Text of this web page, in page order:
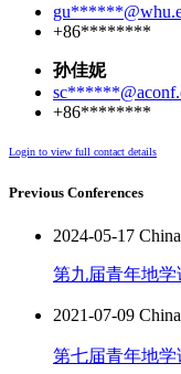
+86********
孙佳妮
+86********
Login to view full contact details
Previous Conferences
2024-05-17
第九届青年地学
2021-07-09
第七届青年地学